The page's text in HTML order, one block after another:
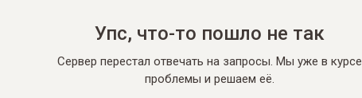
Упс, что-то пошло не так
Сервер перестал отвечать на запросы. Мы уже в курсе
проблемы и решаем её.